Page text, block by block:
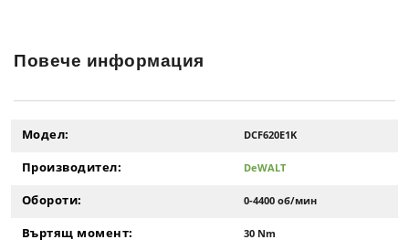
Повече информация
Модел: DCF620E1K
Производител: DeWALT
Обороти: 0-4400 об/мин
Въртящ момент: 30 Nm